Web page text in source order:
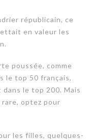
républicain, ce
en valeur les
poussée, comme
le top 50 français,
le top 200. Mais
optez pour
les filles, quelques-